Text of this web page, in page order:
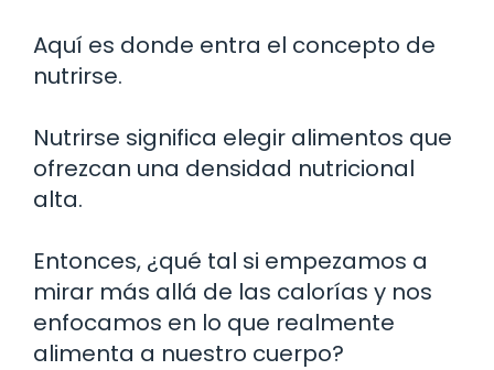
Aquí es donde entra el concepto de
nutrirse.
Nutrirse significa elegir alimentos que
ofrezcan una densidad nutricional
alta.
Entonces, ¿qué tal si empezamos a
mirar más allá de las calorías y nos
enfocamos en lo que realmente
alimenta a nuestro cuerpo?